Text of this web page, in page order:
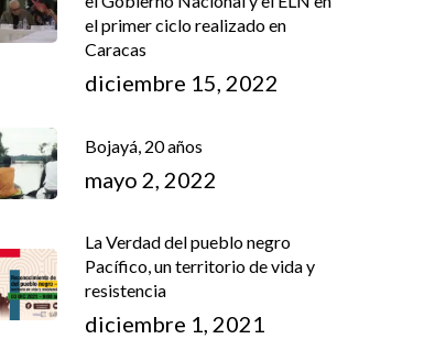
el primer ciclo realizado en
Caracas
diciembre 15, 2022
Bojayá, 20 años
mayo 2, 2022
La Verdad del pueblo negro
Pacífico, un territorio de vida y
resistencia
diciembre 1, 2021